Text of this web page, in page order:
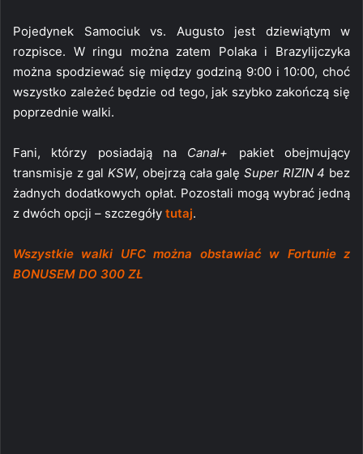
Pojedynek Samociuk vs. Augusto jest dziewiątym w
rozpisce. W ringu można zatem Polaka i Brazylijczyka
można spodziewać się między godziną 9:00 i 10:00, choć
wszystko zależeć będzie od tego, jak szybko zakończą się
poprzednie walki.
Fani, którzy posiadają na Canal+ pakiet obejmujący
transmisje z galKSW, obejrzą cała galę Super RIZIN 4 bez
żadnych dodatkowych opłat. Pozostali mogą wybrać jedną
z dwóch opcji – szczegóły tutaj.
Wszystkie walki UFC można obstawiać w Fortunie z
BONUSEM DO 300 ZŁ